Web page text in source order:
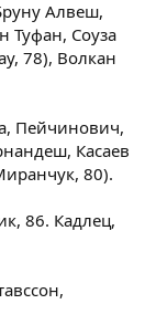
Алвеш,
Туфан, Соуза
78), Волкан
Пейчинович,
Касаев
80).
86. Кадлец,